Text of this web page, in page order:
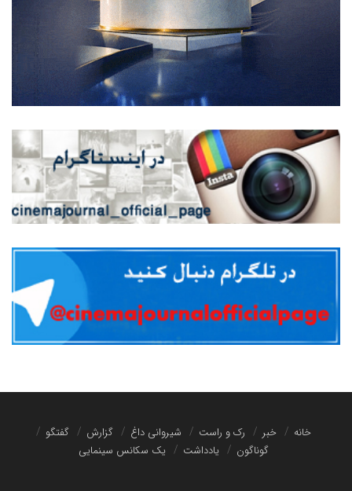
خانه خبر رک و راست شیروانی داغ گزارش
گفتگو
گوناگون
یادداشت یک سکانس سینمایی